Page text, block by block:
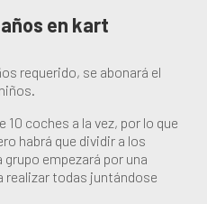
en kart
requerido, se abonará el
coches a la vez, por lo que
habrá que dividir a los
empezará por una
realizar todas juntándose